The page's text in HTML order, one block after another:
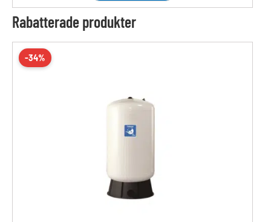
Rabatterade produkter
-34%